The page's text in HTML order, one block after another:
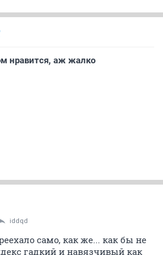
нравится, аж жалко
iddqd
само, как же... как бы не
гадкий и навязчивый как